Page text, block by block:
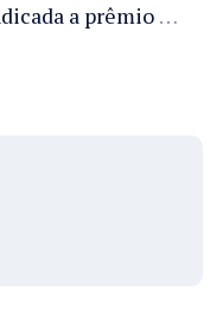
Fundadora da CENARIUM é indicada a prêmio 100+ Jornalistas Admirados